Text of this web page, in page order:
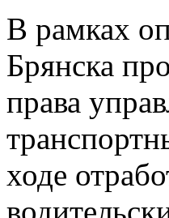
В рамках
Брянска
права
ходе